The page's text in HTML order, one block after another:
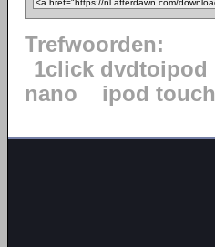
Trefwoorden:
1click dvdtoipod
nano
ipod touch